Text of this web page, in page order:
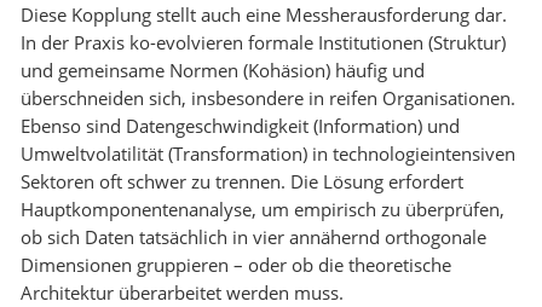
Diese Kopplung stellt auch eine Messherausforderung dar.
In der Praxis ko-evolvieren formale Institutionen (Struktur)
und gemeinsame Normen (Kohäsion) häufig und
überschneiden sich, insbesondere in reifen Organisationen.
Ebenso sind Datengeschwindigkeit (Information) und
Umweltvolatilität (Transformation) in technologieintensiven
Sektoren oft schwer zu trennen. Die Lösung erfordert
Hauptkomponentenanalyse, um empirisch zu überprüfen,
ob sich Daten tatsächlich in vier annähernd orthogonale
Dimensionen gruppieren – oder ob die theoretische
Architektur überarbeitet werden muss.